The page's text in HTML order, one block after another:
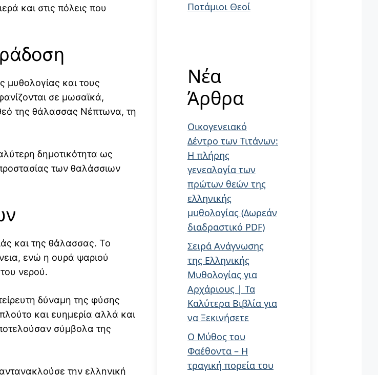
και στις πόλεις που
μυθολογίας και τους
σε μωσαϊκά,
της θάλασσας Νέπτωνα, τη
δημοτικότητα ως
των θαλάσσιων
και της θάλασσας. Το
ενώ η ουρά ψαριού
νερού.
δύναμη της φύσης
και ευημερία αλλά και
σύμβολα της
την ελληνική
Ποτάμιοι Θεοί
Νέα
Άρθρα
Οικογενειακό
Δέντρο των Τιτάνων:
Η πλήρης
γενεαλογία των
πρώτων θεών της
ελληνικής
μυθολογίας (Δωρεάν
διαδραστικό PDF)
Σειρά Ανάγνωσης
της Ελληνικής
Μυθολογίας για
Αρχάριους | Τα
Καλύτερα Βιβλία για
να Ξεκινήσετε
Ο Μύθος του
Φαέθοντα – Η
τραγική πορεία του